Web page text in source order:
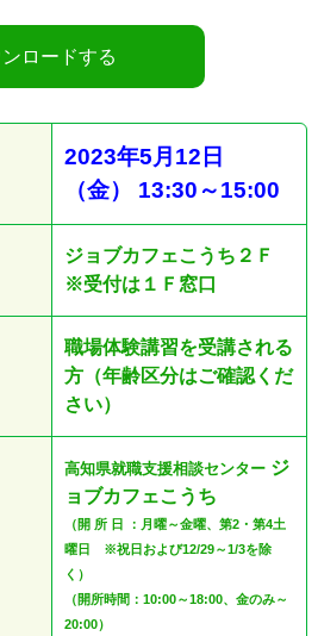
2023年5月12 日
（金） 13:30 ～15:00
ジョブカフェこうち２Ｆ
※受付は１Ｆ窓口
職場体験講習を受講される
方（年齢区分はご確認くだ
さい）
高知県就職支援相談センター ジ
ョブカフェこうち
（開 所 日 ：月曜～金曜、第2・第4土
曜日 ※祝日および12/29～1/3を除
く）
（開所時間：10:00～18:00、金のみ～
20:00）